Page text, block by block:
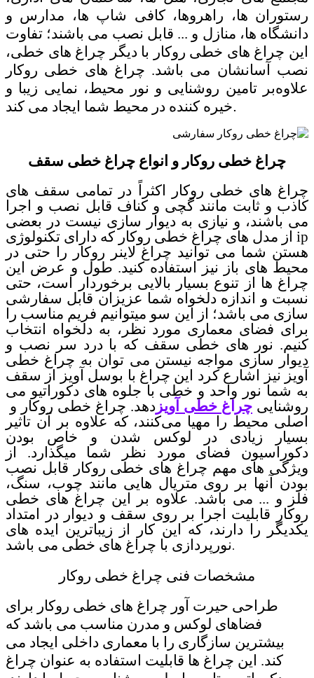
رستوران ها، راهروها، کافی شاپ ها، مدارس و
دانشگاه ها، منازل و ... قابل نصب می باشند؛ تفاوت
این چراغ های خطی روکار با دیگر چراغ های خطی،
نصب آسانشان می باشد. چراغ های خطی روکار
علاوه‌بر تامین روشنایی و نور محیط، نمایی زیبا و
خیره کننده در محیط شما ایجاد می کند.
چراغ خطی روکار و انواع چراغ خطی سقف
چراغ های خطی روکار اکثراً در تمامی سقف های
کاذب و ثابت مانند گچی و کناف قابل نصب و اجرا
می باشند، و نیازی به دیوار سازی نیست در بعضی
از مدل های چراغ خطی روکار که دارای تکنولوژی ip
هستن شما می توانید چراغ لاینر روکار را حتی در
محیط های باز نیز استفاده کنید. طول و عرض این
چراغ ها از تنوع بسیار بالایی برخوردار است، حتی
نسبت و اندازه دلخواه شما عزیزان قابل سفارشی
سازی می باشد؛ از این سو میتوانیم فریم مناسب را
برای فضای معماری مورد نظر، به دلخواه انتخاب
کنیم. نور های خطی سقف که با درد سر نصب و
دیوار سازی مواجه نیستن می توان به چراغ خطی
آویز نیز اشارع کرد این چراغ با بوسل آویز از سقف
به شما نور واحد و خطی با جلوه های دکوراتیو می
دهد. چراغ خطی روکار و چراغ خطی آویز روشنایی
اصلی محیط را مهیا می‌کنند، که علاوه بر آن تاثیر
بسیار زیادی در لوکس شدن و خاص بودن
دکوراسیون فضای مورد نظر شما میگذارد. از
ویژگی های مهم چراغ های خطی روکار قابل نصب
بودن آنها بر روی متریال هایی مانند چوب، سنگ،
فلز و ... می باشد. علاوه بر این چراغ های خطی
روکار قابلیت اجرا بر روی سقف و دیوار در امتداد
یکدیگر را دارند، که این کار از زیباترین ایده های
نورپردازی با چراغ های خطی می باشد.
مشخصات فنی چراغ خطی روکار
طراحی حیرت آور چراغ های خطی روکار برای
فضاهای لوکس و مدرن مناسب می باشد که
بیشترین سازگاری را با معماری داخلی ایجاد می
کند. این چراغ ها قابلیت استفاده به عنوان چراغ